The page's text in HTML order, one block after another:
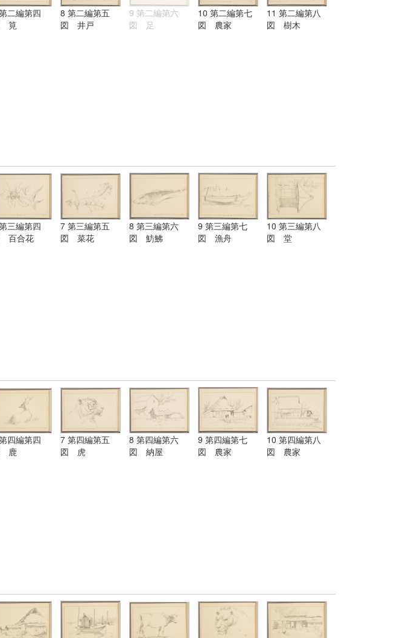
二編第四
筧
8 第二編第五
図 井戸
9 第二編第六
図 足
10 第二編第七
図 農家
11 第二編第八
図 樹木
三編第四
百合花
7 第三編第五
図 菜花
8 第三編第六
図 魴鮄
9 第三編第七
図 漁舟
10 第三編第八
図 堂
四編第四
鹿
7 第四編第五
図 虎
8 第四編第六
図 納屋
9 第四編第七
図 農家
10 第四編第八
図 農家